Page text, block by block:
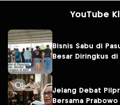
YouTube
Bisnis Sabu di
Besar Diringkus di
Jelang Debat
Bersama